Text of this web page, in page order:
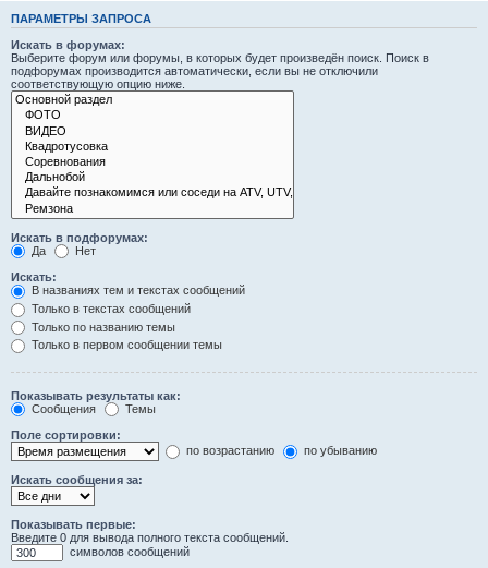
ПАРАМЕТРЫ ЗАПРОСА
Искать в форумах:
Выберите форум или форумы, в которых будет произведён поиск. Поиск в
подфорумах производится автоматически, если вы не отключили
соответствующую опцию ниже.
Искать в подфорумах:
Да
Нет
Искать:
В названиях тем и текстах сообщений
Только в текстах сообщений
Только по названию темы
Только в первом сообщении темы
Показывать результаты как:
Сообщения
Темы
Поле сортировки:
по возрастанию
по убыванию
Искать сообщения за:
Показывать первые:
Введите 0 для вывода полного текста сообщений.
символов сообщений